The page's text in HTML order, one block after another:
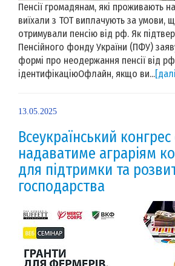
Пенсії громадянам, які проживають
виїхали з ТОТ виплачують за умови,
отримували пенсію від рф. Як
Пенсійного фонду України (ПФУ)
формі про неодержання пенсії від
ідентифікаціюОфлайн, якщо ви...
13.05.2025
Всеукраїнський
надаватиме аграріям
для підтримки та
господарства